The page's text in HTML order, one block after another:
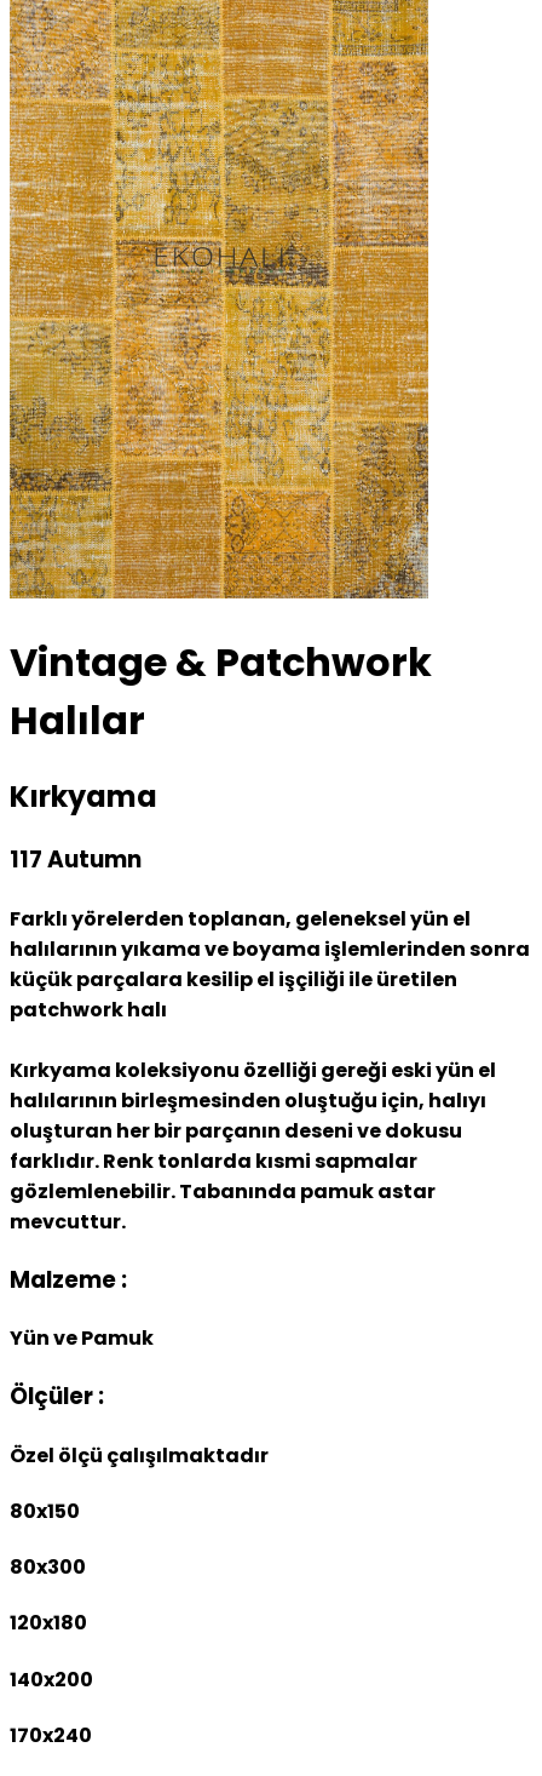
Vintage & Patchwork
Halılar
Kırkyama
117 Autumn
Farklı yörelerden toplanan, geleneksel yün el
halılarının yıkama ve boyama işlemlerinden sonra
küçük parçalara kesilip el işçiliği ile üretilen
patchwork halı
Kırkyama koleksiyonu özelliği gereği eski yün el
halılarının birleşmesinden oluştuğu için, halıyı
oluşturan her bir parçanın deseni ve dokusu
farklıdır. Renk tonlarda kısmi sapmalar
gözlemlenebilir. Tabanında pamuk astar
mevcuttur.
Malzeme :
Yün ve Pamuk
Ölçüler :
Özel ölçü çalışılmaktadır
80x150
80x300
120x180
140x200
170x240